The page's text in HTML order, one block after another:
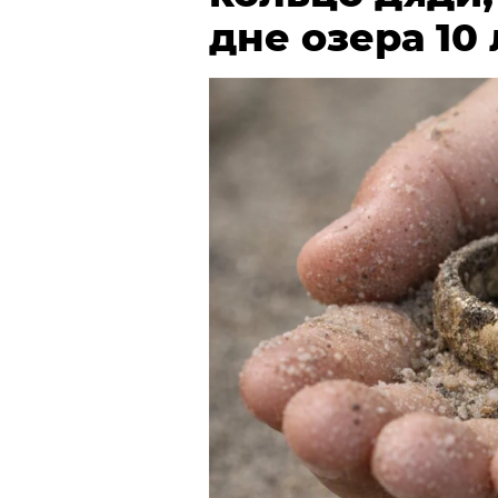
дне озера 10